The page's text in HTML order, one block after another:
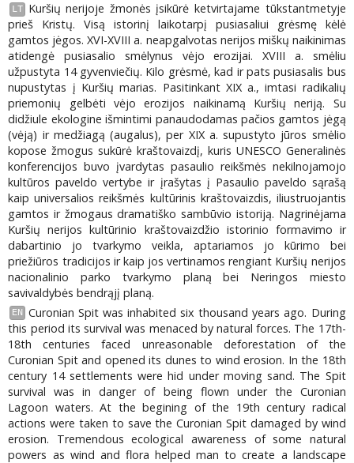
LT
Kuršių nerijoje žmonės įsikūrė ketvirtajame tūkstantmetyje
prieš Kristų. Visą istorinį laikotarpį pusiasaliui grėsmę kėlė
gamtos jėgos. XVI-XVIII a. neapgalvotas nerijos miškų naikinimas
atidengė pusiasalio smėlynus vėjo erozijai. XVIII a. smėliu
užpustyta 14 gyvenviečių. Kilo grėsmė, kad ir pats pusiasalis bus
nupustytas į Kuršių marias. Pasitinkant XIX a., imtasi radikalių
priemonių gelbėti vėjo erozijos naikinamą Kuršių neriją. Su
didžiule ekologine išmintimi panaudodamas pačios gamtos jėgą
(vėją) ir medžiagą (augalus), per XIX a. supustyto jūros smėlio
kopose žmogus sukūrė kraštovaizdį, kuris UNESCO Generalinės
konferencijos buvo įvardytas pasaulio reikšmės nekilnojamojo
kultūros paveldo vertybe ir įrašytas į Pasaulio paveldo sąrašą
kaip universalios reikšmės kultūrinis kraštovaizdis, iliustruojantis
gamtos ir žmogaus dramatiško sambūvio istoriją. Nagrinėjama
Kuršių nerijos kultūrinio kraštovaizdžio istorinio formavimo ir
dabartinio jo tvarkymo veikla, aptariamos jo kūrimo bei
priežiūros tradicijos ir kaip jos vertinamos rengiant Kuršių nerijos
nacionalinio parko tvarkymo planą bei Neringos miesto
savivaldybės bendrąjį planą.
EN
Curonian Spit was inhabited six thousand years ago. During
this period its survival was menaced by natural forces. The 17th-
18th centuries faced unreasonable deforestation of the
Curonian Spit and opened its dunes to wind erosion. In the 18th
century 14 settlements were hid under moving sand. The Spit
survival was in danger of being flown under the Curonian
Lagoon waters. At the begining of the 19th century radical
actions were taken to save the Curonian Spit damaged by wind
erosion. Tremendous ecological awareness of some natural
powers as wind and flora helped man to create a landscape